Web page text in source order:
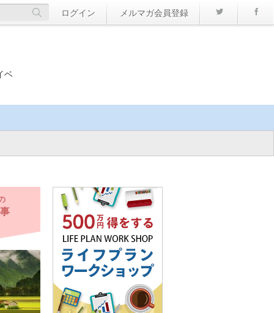
ログイン メルマガ会員登録
ベ